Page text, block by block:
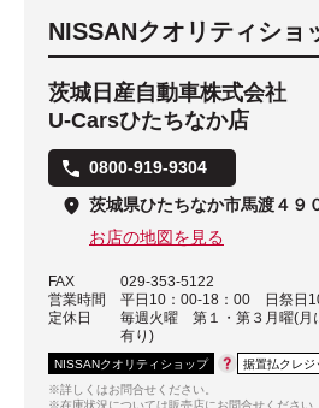
NISSANクオリティショ
茨城日産自動車株式会社
U-Carsひたちなか店
0800-919-9304
茨城県ひたちなか市馬渡４９
お店の地図を見る
FAX
029-353-5122
営業時間
平日10：00-18：00 日祭日
定休日
毎週火曜 第１・第３月曜(月
有り)
NISSANクオリティショップ
据置払クレジ
※詳しくはお問合せください。